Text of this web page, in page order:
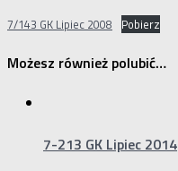
7/143 GK Lipiec 2008 Pobierz
Możesz również polubić…
7-213 GK Lipiec 2014